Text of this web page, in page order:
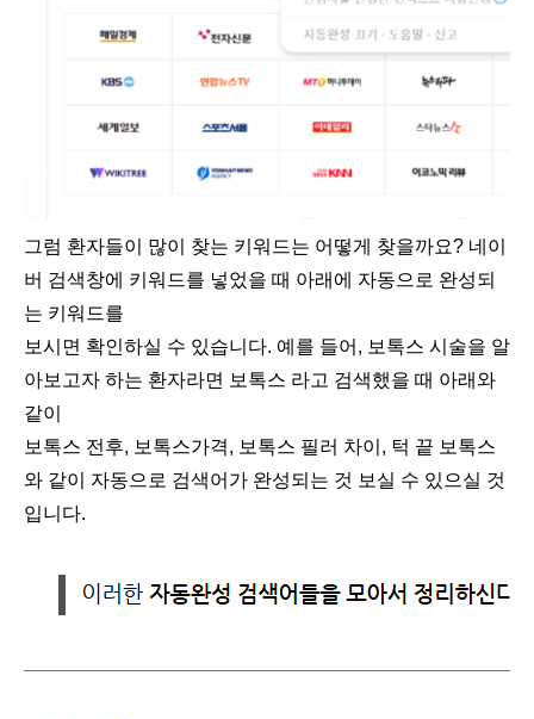
그럼 환자들이 많이 찾는 키워드는 어떻게 찾을까요? 네이
버 검색창에 키워드를 넣었을 때 아래에 자동으로 완성되
는 키워드를
보시면 확인하실 수 있습니다. 예를 들어, 보톡스 시술을 알
아보고자 하는 환자라면 보톡스 라고 검색했을 때 아래와
같이
보톡스 전후, 보톡스가격, 보톡스 필러 차이, 턱 끝 보톡스
와 같이 자동으로 검색어가 완성되는 것 보실 수 있으실 것
입니다.